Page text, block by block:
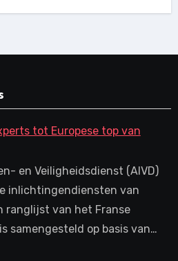
tot Europese top van
en Veiligheidsdienst (AIVD)
inlichtingendiensten van
ranglijst van het Franse
samengesteld op basis van…